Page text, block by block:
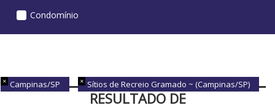
Condomínio
Campinas/SP Sítios de Recreio Gramado ~ (Campinas/SP)
RESULTADO DE